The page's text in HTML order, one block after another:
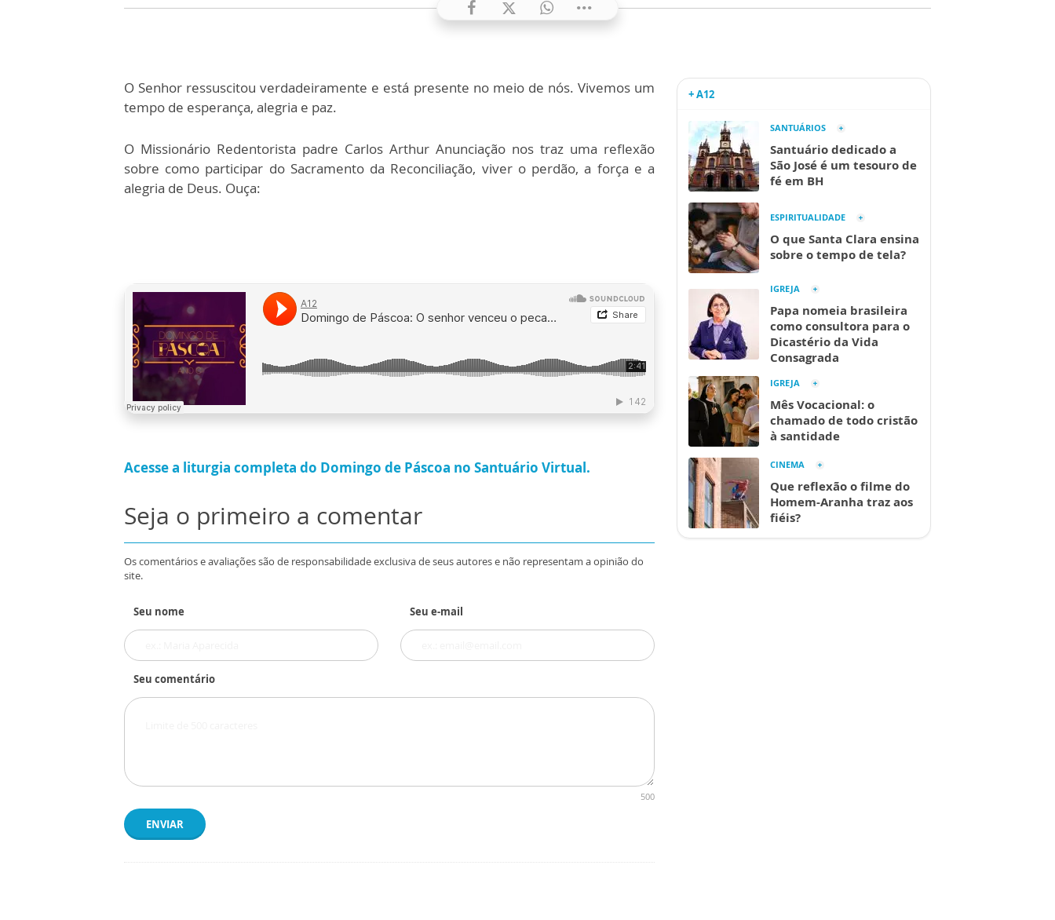
O Senhor ressuscitou verdadeiramente e está presente no meio de nós. Vivemos um
tempo de esperança, alegria e paz.
O Missionário Redentorista padre Carlos Arthur Anunciação nos traz uma reflexão
sobre como participar do Sacramento da Reconciliação, viver o perdão, a força e a
alegria de Deus. Ouça:
Acesse a liturgia completa do Domingo de Páscoa no Santuário Virtual.
Seja o primeiro a comentar
Os comentários e avaliações são de responsabilidade exclusiva de seus autores e não representam a opinião do
site.
Seu nome Seu e-mail
Seu comentário
500
ENVIAR
+ A12
SANTUÁRIOS
Santuário dedicado a
São José é um tesouro de
fé em BH
ESPIRITUALIDADE
O que Santa Clara ensina
sobre o tempo de tela?
IGREJA
Papa nomeia brasileira
como consultora para o
Dicastério da Vida
Consagrada
IGREJA
Mês Vocacional: o
chamado de todo cristão
à santidade
CINEMA
Que reflexão o filme do
Homem-Aranha traz aos
fiéis?